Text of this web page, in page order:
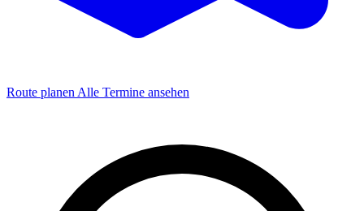
Route planenAlle Termine ansehen